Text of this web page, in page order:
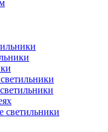
светильники